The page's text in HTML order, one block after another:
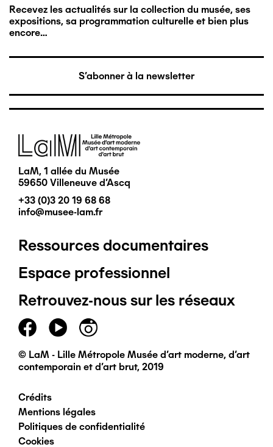
Recevez les actualités sur la collection du musée, ses
expositions, sa programmation culturelle et bien plus
encore…
S'abonner à la newsletter
Image
LaM, 1 allée du Musée
59650 Villeneuve d'Ascq
+33 (0)3 20 19 68 68
info@musee-lam.fr
Pied
de
page
principal
Ressources documentaires
Espace professionnel
Retrouvez-nous sur les réseaux
© LaM - Lille Métropole Musée d'art moderne, d'art
contemporain et d'art brut, 2019
Pied
de
Crédits
Mentions légales
Politiques de confidentialité
Cookies